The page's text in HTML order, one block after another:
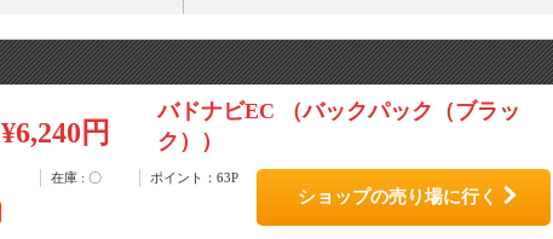
¥6,240円
バドナビEC （バックパック（ブラッ
ク））
在庫 : 〇 ポイント：63P
ショップの売り場に行く